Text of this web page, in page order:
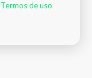
Termos de uso